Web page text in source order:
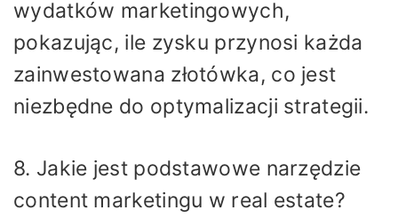
wydatków marketingowych,
pokazując, ile zysku przynosi każda
zainwestowana złotówka, co jest
niezbędne do optymalizacji strategii.
8. Jakie jest podstawowe narzędzie
content marketingu w real estate?